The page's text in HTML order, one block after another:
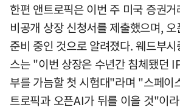
한편 앤트로픽은 이번 주 미국 증권
비공개 상장 신청서를 제출했으며,
준비 중인 것으로 알려졌다. 웨드부
스는 "이번 상장은 수년간 침체됐던
부를 가늠할 첫 시험대"라며 "스페이
트로픽과 오픈AI가 뒤를 이을 것"이